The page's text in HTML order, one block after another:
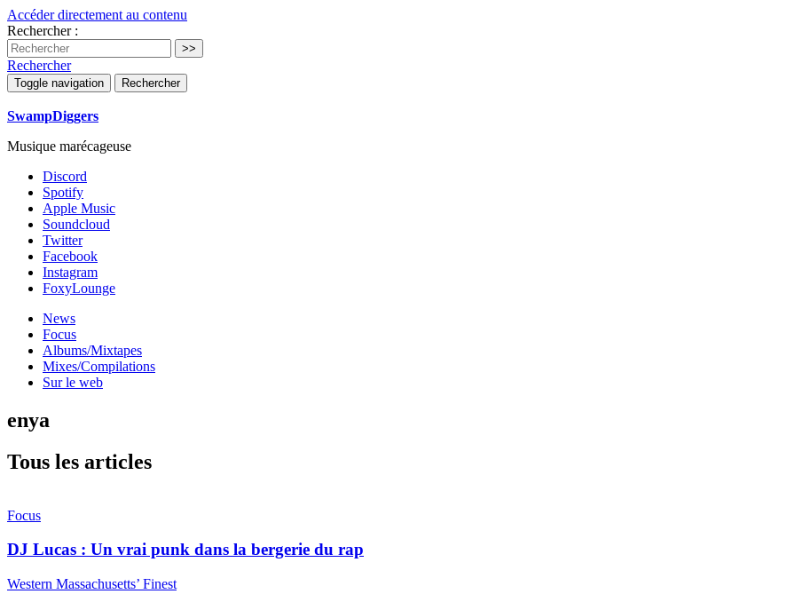
Accéder directement au contenu
Rechercher :
Rechercher
Toggle navigation Rechercher
SwampDiggers
Musique marécageuse
Discord
Spotify
Apple Music
Soundcloud
Twitter
Facebook
Instagram
FoxyLounge
News
Focus
Albums/Mixtapes
Mixes/Compilations
Sur le web
enya
Tous les articles
Focus
DJ Lucas : Un vrai punk dans la bergerie du rap
Western Massachusetts’ Finest